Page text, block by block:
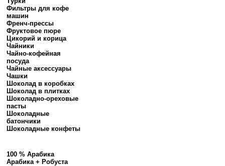
Фильтры для кофе
машин
Френч-прессы
Фруктовое пюре
Цикорий и корица
Чайники
Чайно-кофейная
посуда
Чайные аксессуары
Чашки
Шоколад в коробках
Шоколад в плитках
Шоколадно-ореховые
пасты
Шоколадные
батончики
Шоколадные конфеты
100 % Арабика
Арабика + Робуста